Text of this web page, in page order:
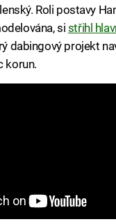
Roli postavy
si střihl
dabingový projekt
korun.